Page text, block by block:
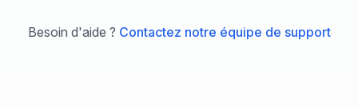
Besoin d'aide ? Contactez notre équipe de support